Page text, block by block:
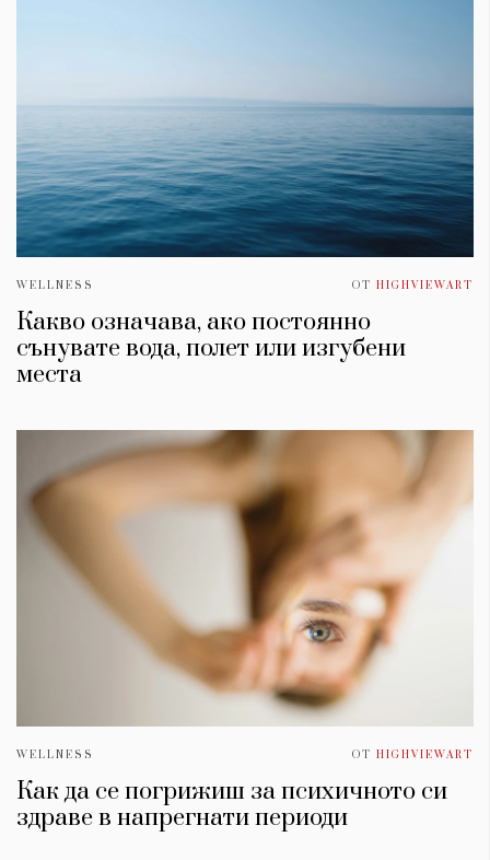
WELLNESS ОТ HIGHVIEWART
Какво означава, ако постоянно
сънувате вода, полет или изгубени
места
WELLNESS ОТ HIGHVIEWART
Как да се погрижиш за психичното си
здраве в напрегнати периоди